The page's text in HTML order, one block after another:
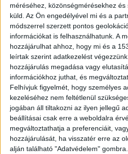
méréséhez, közönségmérésekhez
küld. Az Ön engedélyével mi és a
módszerrel szerzett pontos
információkat is felhasználhatunk. A
hozzájárulhat ahhoz, hogy mi és a
leírtak szerint adatkezelést
hozzájárulás megadása vagy
információkhoz juthat, és
Felhívjuk figyelmét, hogy személyes
kezeléséhez nem feltétlenül
jogában áll tiltakozni az ilyen jellegű
beállításai csak erre a weboldalra
megváltoztathatja a preferenciáit,
hozzájárulását, ha visszatér erre az
alján található "Adatvédelem" gombra.
Augusztus 26-án, 5 óra
autópálya Budapest felé
Balatonvilágos térségében
személygépkocsi ütközött
police.hu.
A helyszíni szemle adatai